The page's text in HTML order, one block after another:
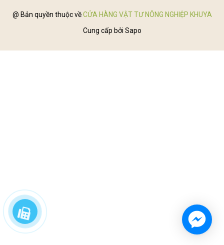
@ Bản quyền thuộc vềCỬA HÀNG VẬT TƯ NÔNG NGHIỆP KHUYA
Cung cấp bởi Sapo